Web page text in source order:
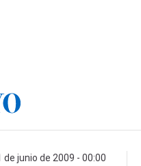
de junio de 2009 - 00:00